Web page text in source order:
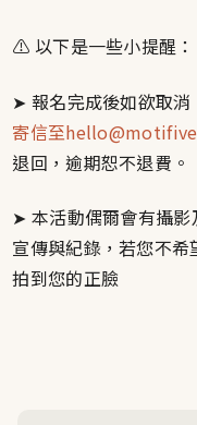
⚠︎ 以下是一些小提醒：
➤ 報名完成後如欲取消
寄信至
退回，逾期恕不退費。
➤ 本活動偶爾會有攝
宣傳與紀錄，若您不
拍到您的正臉